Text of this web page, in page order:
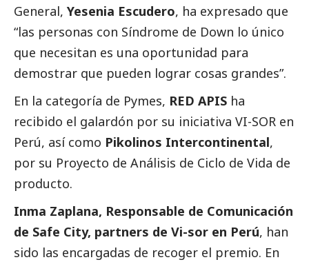
General, Yesenia Escudero, ha expresado que
“las personas con Síndrome de Down lo único
que necesitan es una oportunidad para
demostrar que pueden lograr cosas grandes”.
En la categoría de Pymes, RED APIS ha
recibido el galardón por su iniciativa VI-SOR en
Perú, así como Pikolinos Intercontinental,
por su Proyecto de Análisis de Ciclo de Vida de
producto.
Inma Zaplana, Responsable de Comunicación
de Safe City, partners de Vi-sor en Perú, han
sido las encargadas de recoger el premio. En